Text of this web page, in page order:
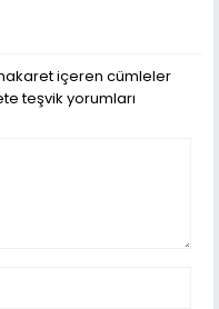
içeren cümleler
teşvik yorumları